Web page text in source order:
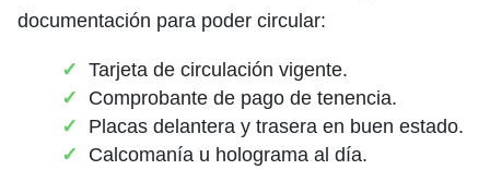
documentación para poder circular:
Tarjeta de circulación vigente.
Comprobante de pago de tenencia.
Placas delantera y trasera en buen estado.
Calcomanía u holograma al día.